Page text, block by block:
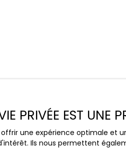
PRIVÉE EST UNE
une expérience optimale
Ils nous permettent